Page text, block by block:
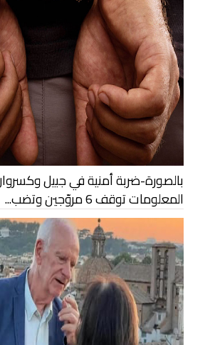
بالصورة-ضربة أمنية في جبيل
المعلومات توقف 6 مروّجين وتضب...